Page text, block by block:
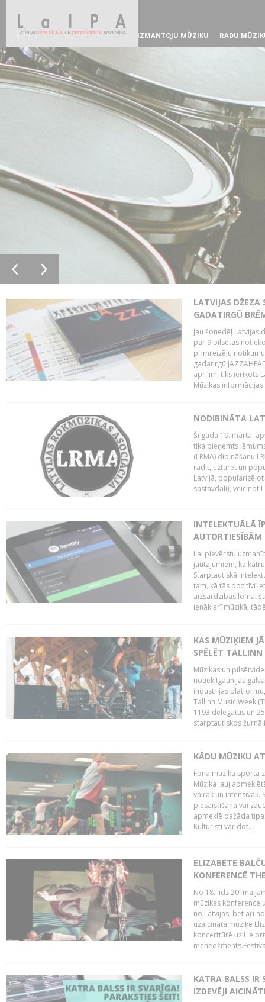
IZMANTOJU MŪZIKU RADU
LATVIJAS DŽEZA
GADATIRGŪ
Jau šonedēļ Latvijas
par 9 pilsētās
pirmreizēju
gadatirgū
aprīlim, tiks ierīkots
Mūzikas informācijas
NODIBINĀTA
Šī gada 19. martā,
tika pieņemts
(LRMA)
radīt, uzturēt un
Latvijā,
sastāvdaļu, veicinot
INTELEKTUĀLĀ
Lai pievērstu
jautājumiem, kā
Starptautiskā
tam, kā tās pozitīvi
aizsardzības lomai
ienāk arī mūzikā,
KAS MŪZIĶIEM
SPĒLĒT TALLINN
Mūzikas un
notiek Igaunijas
industrijas
Tallinn Music Week
1193 delegātus un
starptautiskos
KĀDU MŪZIKU
Fona mūzika sporta
Mūzika ļauj
vairāk un intensīvāk.
piesaistīšanā vai
apmeklē dažāda
Kultūristi var dot...
ELIZABETE
KONFERENCĒ
No 18. līdz 20.
mūzikas konference
no Latvijas, bet aŗī
uzaicināta mūziķe
koncerttūrē uz
KATRA BALSS IR
IZDEVĒJI